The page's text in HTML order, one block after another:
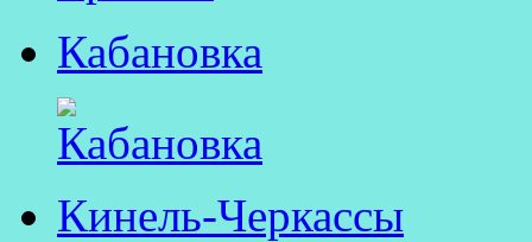
Кабановка
Кинель-Черкассы